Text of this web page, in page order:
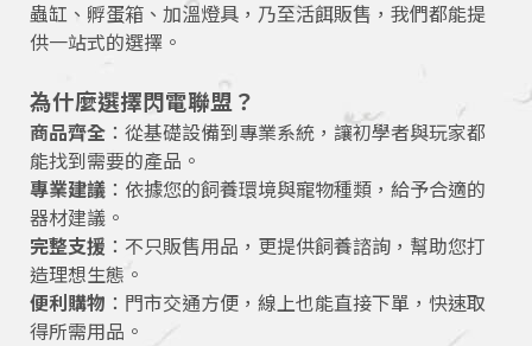
蟲缸、孵蛋箱、加溫燈具，乃至活餌販售，我們都能提
供一站式的選擇。
為什麼選擇閃電聯盟？
商品齊全 ：從基礎設備到專業系統，讓初學者與玩家都
能找到需要的產品。
專業建議 ：依據您的飼養環境與寵物種類，給予合適的
器材建議。
完整支援 ：不只販售用品，更提供飼養諮詢，幫助您打
造理想生態。
便利購物 ：門市交通方便，線上也能直接下單，快速取
得所需用品。